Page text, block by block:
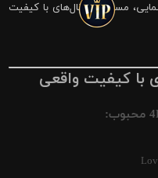
مستند و کانال‌های با کیفیت